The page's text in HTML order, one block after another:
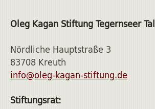
Oleg Kagan Stiftung Tegernseer Tal
Nördliche Hauptstraße 3
83708 Kreuth
info@oleg-kagan-stiftung.de
Stiftungsrat: